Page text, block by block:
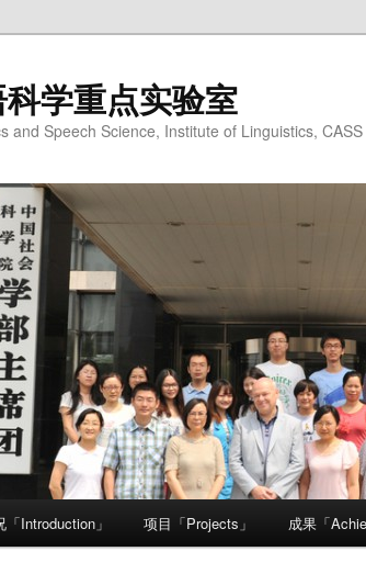
学重点实验室
and Speech Science, Institute of Linguistics, CASS
「Introduction」 项目「Projects」 成果「